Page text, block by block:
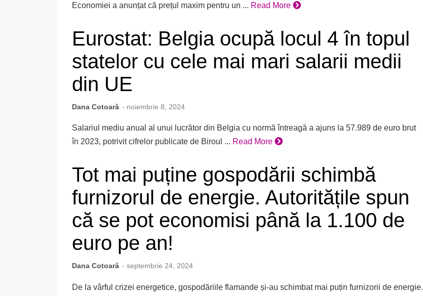
Economiei a anunțat că prețul maxim pentru un ... Read More
Eurostat: Belgia ocupă locul 4 în topul
statelor cu cele mai mari salarii medii
din UE
Dana Cotoară - noiembrie 8, 2024
Salariul mediu anual al unui lucrător din Belgia cu normă întreagă a ajuns la 57.989 de euro brut
în 2023, potrivit cifrelor publicate de Biroul ... Read More
Tot mai puține gospodării schimbă
furnizorul de energie. Autoritățile spun
că se pot economisi până la 1.100 de
euro pe an!
Dana Cotoară - septembrie 24, 2024
De la vârful crizei energetice, gospodăriile flamande și-au schimbat mai puțin furnizorii de energie.